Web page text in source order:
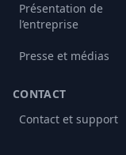
Présentation de
l’entreprise
Presse et médias
CONTACT
Contact et support